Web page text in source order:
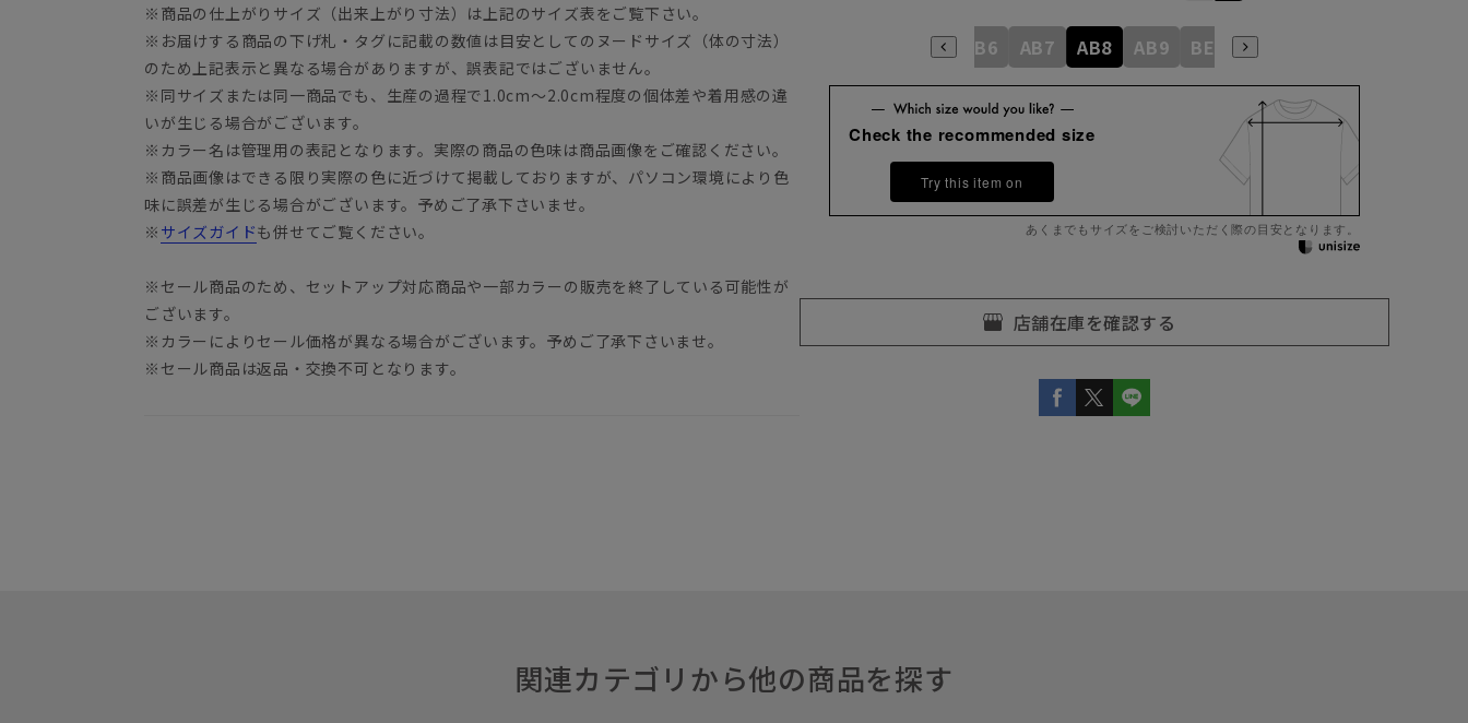
※商品の仕上がりサイズ（出来上がり寸法）は上記のサイズ表をご覧下さい。
※お届けする商品の下げ札・タグに記載の数値は目安としてのヌードサイズ（体の寸法）
のため上記表示と異なる場合がありますが、誤表記ではございません。
※同サイズまたは同一商品でも、生産の過程で1.0cm～2.0cm程度の個体差や着用感の違
いが生じる場合がございます。
※カラー名は管理用の表記となります。実際の商品の色味は商品画像をご確認ください。
※商品画像はできる限り実際の色に近づけて掲載しておりますが、パソコン環境により色
味に誤差が生じる場合がございます。予めご了承下さいませ。
※ サイズガイドも併せてご覧ください。
※セール商品のため、セットアップ対応商品や一部カラーの販売を終了している可能性が
ございます。
※カラーによりセール価格が異なる場合がございます。予めご了承下さいませ。
※セール商品は返品・交換不可となります。
YA3 A3 A4 A5 A6 A7 A8 A9 AB5 AB6 AB7 AB8 AB9 BE3 BE4
Check the recommended size
Try this item on
あくまでもサイズをご検討いただく際の目安となります。
関連カテゴリから他の商品を探す